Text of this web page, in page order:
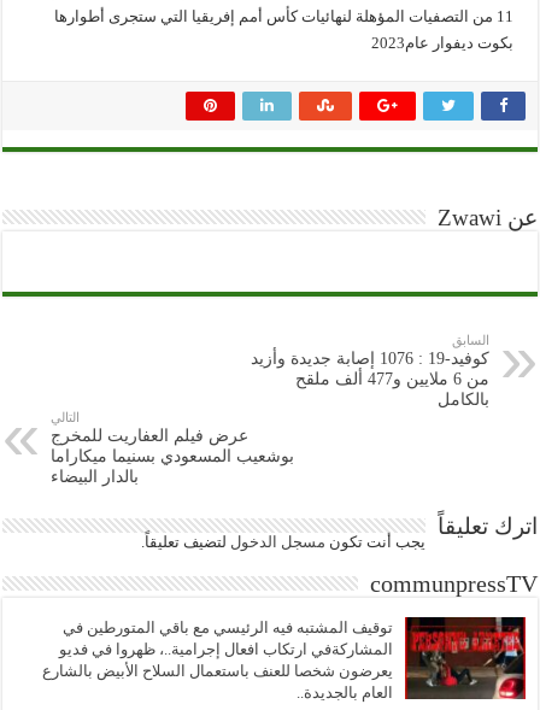
11 من التصفيات المؤهلة لنهائيات كأس أمم إفريقيا التي ستجرى أطوارها
بكوت ديفوار عام2023
عن Zwawi
السابق
كوفيد-19 : 1076 إصابة جديدة وأزيد
من 6 ملايين و477 ألف ملقح
بالكامل
التالي
عرض فيلم العفاريت للمخرج
بوشعيب المسعودي بسنيما ميكاراما
بالدار البيضاء
اترك تعليقاً
يجب أنت تكون مسجل الدخول لتضيف تعليقاً.
communpressTV
توقيف المشتبه فيه الرئيسي مع باقي المتورطين في
المشاركةفي ارتكاب افعال إجرامية..، ظهروا في فديو
يعرضون شخصا للعنف باستعمال السلاح الأبيض بالشارع
العام بالجديدة..